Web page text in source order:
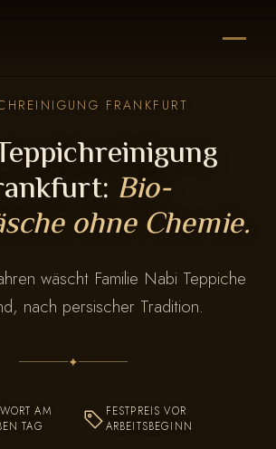
FRANKFURT
Bio-
ohne Chemie.
wäscht Familie Nabi Teppiche
nach persischer Tradition.
✦
AM
TAG
FESTPREIS VOR
ARBEITSBEGINN